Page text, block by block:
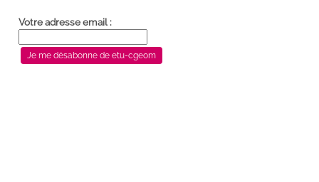
Votre adresse email :